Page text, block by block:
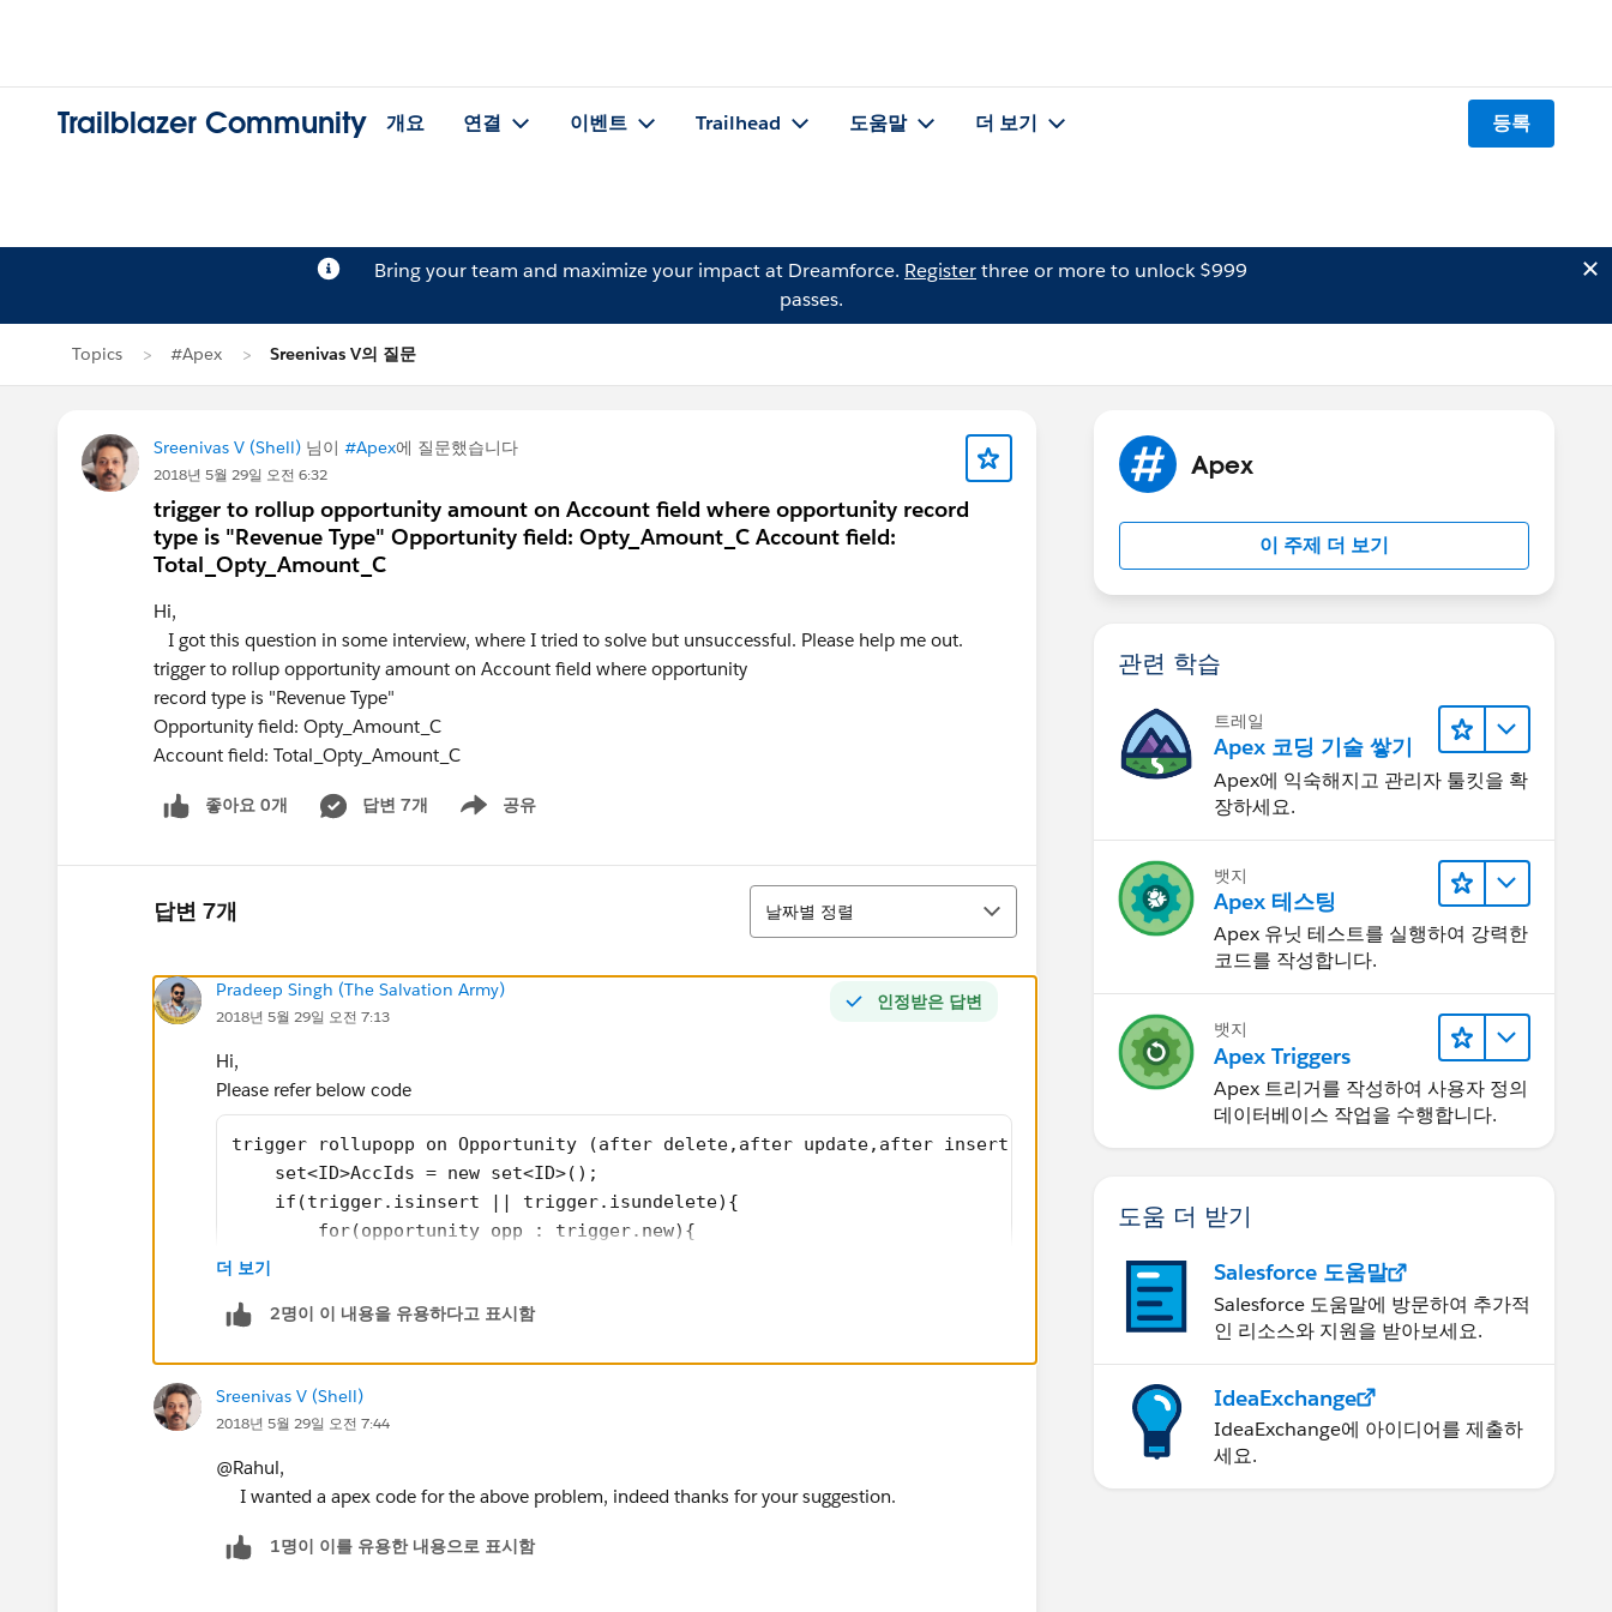
Trailblazer Community 개요 연결 이벤트 Trailhead 도움말 더 보기 등록
Bring your team and maximize your impact at Dreamforce. Registerthree or more to unlock $999
passes.
Topics #Apex Sreenivas V의 질문
Sreenivas V (Shell) 님이 #Apex에 질문했습니다
2018년 5월 29일 오전 6:32
trigger to rollup opportunity amount on Account field where opportunity record
type is "Revenue Type" Opportunity field: Opty_Amount_C Account field:
Total_Opty_Amount_C
Hi,
I got this question in some interview, where I tried to solve but unsuccessful. Please help me out.
trigger to rollup opportunity amount on Account field where opportunity
record type is "Revenue Type"
Opportunity field: Opty_Amount_C
Account field: Total_Opty_Amount_C
좋아요 0개 답변 7개 공유
Show menu
답변 7개
정렬
날짜별 정렬
인정받은 답변
Pradeep Singh (The Salvation Army)
2018년 5월 29일 오전 7:13
Hi,
Please refer below code
trigger rollupopp on Opportunity (after delete,after update,after insert,after undelete) {
    set<ID>AccIds = new set<ID>();
    if(trigger.isinsert || trigger.isundelete){
        for(opportunity opp : trigger.new){
            AccIds.add(opp.AccountId);
    }
            AccIds.add(opp.AccountId);
        }
    }
    if(trigger.isupdate){
            AccIds.add(opp.AccountId);
더 보기
2명이 이 내용을 유용하다고 표시함
Sreenivas V (Shell)
2018년 5월 29일 오전 7:44
@Rahul,
I wanted a apex code for the above problem, indeed thanks for your suggestion.
1명이 이를 유용한 내용으로 표시함
Apex
이 주제 더 보기
관련 학습
트레일
Apex 코딩 기술 쌓기
Apex에 익숙해지고 관리자 툴킷을 확
장하세요.
뱃지
Apex 테스팅
Apex 유닛 테스트를 실행하여 강력한
코드를 작성합니다.
뱃지
Apex Triggers
Apex 트리거를 작성하여 사용자 정의
데이터베이스 작업을 수행합니다.
도움 더 받기
Salesforce 도움말
Salesforce 도움말에 방문하여 추가적
인 리소스와 지원을 받아보세요.
IdeaExchange
IdeaExchange에 아이디어를 제출하
세요.